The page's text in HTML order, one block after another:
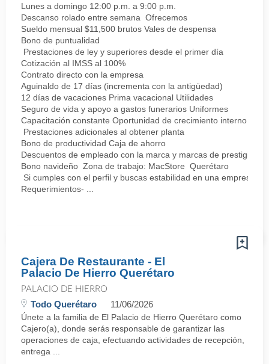
Lunes a domingo 12:00 p.m. a 9:00 p.m.
Descanso rolado entre semana Ofrecemos
Sueldo mensual $11,500 brutos Vales de despensa
Bono de puntualidad
Prestaciones de ley y superiores desde el primer día
Cotización al IMSS al 100%
Contrato directo con la empresa
Aguinaldo de 17 días (incrementa con la antigüedad)
12 días de vacaciones Prima vacacional Utilidades
Seguro de vida y apoyo a gastos funerarios Uniformes
Capacitación constante Oportunidad de crecimiento interno
Prestaciones adicionales al obtener planta
Bono de productividad Caja de ahorro
Descuentos de empleado con la marca y marcas de prestigio
Bono navideño Zona de trabajo: MacStore Querétaro
Si cumples con el perfil y buscas estabilidad en una empresa
Requerimientos- ...
Cajera De Restaurante - El
Palacio De Hierro Querétaro
PALACIO DE HIERRO
Todo Querétaro 11/06/2026
Únete a la familia de El Palacio de Hierro Querétaro como
Cajero(a), donde serás responsable de garantizar las
operaciones de caja, efectuando actividades de recepción,
entrega ...